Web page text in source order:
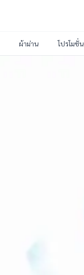
ผ้าม่าน โปรโมชั่น